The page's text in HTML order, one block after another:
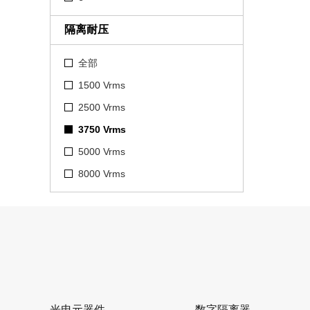
隔离耐压
全部
1500 Vrms
2500 Vrms
3750 Vrms
5000 Vrms
8000 Vrms